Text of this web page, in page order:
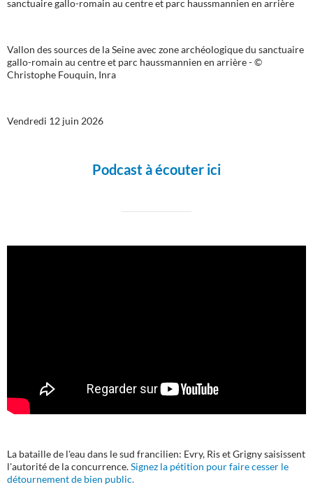
Vallon des sources de la Seine avec zone archéologique du sanctuaire
gallo-romain au centre et parc haussmannien en arrière - ©
Christophe Fouquin, Inra
Vendredi 12 juin 2026
Podcast à écouter ici
La bataille de l'eau dans le sud francilien: Evry, Ris et Grigny saisissent
l'autorité de la concurrence.Signez la pétition pour faire cesser le
détournement de bien public.